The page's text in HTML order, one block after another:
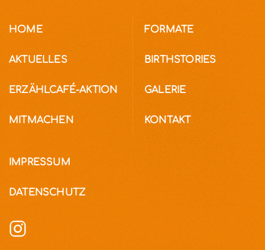
HOME
AKTUELLES
ERZÄHLCAFÉ-AKTION
MITMACHEN
FORMATE
BIRTHSTORIES
GALERIE
KONTAKT
IMPRESSUM
DATENSCHUTZ